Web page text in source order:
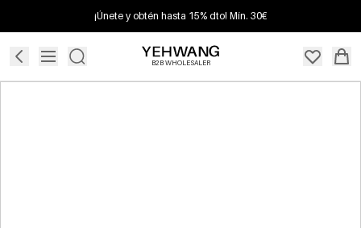
¡Únete y obtén hasta 15% dto! Mín. 30€
B2B WHOLESALER